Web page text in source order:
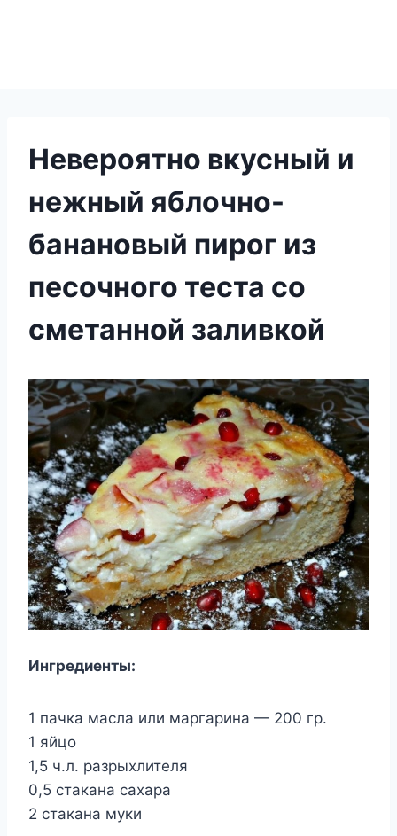
Невероятно вкусный и
нежный яблочно-
банановый пирог из
песочного теста со
сметанной заливкой
Ингредиенты:
1 пачка масла или маргарина — 200 гр.
1 яйцо
1,5 ч.л. разрыхлителя
0,5 стакана сахара
2 стакана муки